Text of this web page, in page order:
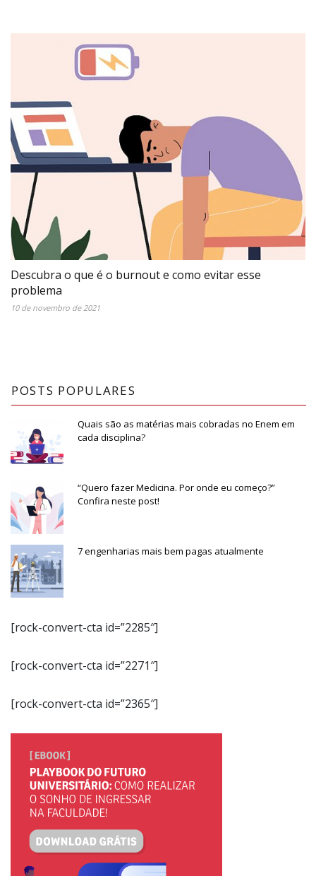
Descubra o que é o burnout e como evitar esse
problema
10 de novembro de 2021
POSTS POPULARES
Quais são as matérias mais cobradas no Enem em
cada disciplina?
“Quero fazer Medicina. Por onde eu começo?”
Confira neste post!
7 engenharias mais bem pagas atualmente
[rock-convert-cta id=”2285″]
[rock-convert-cta id=”2271″]
[rock-convert-cta id=”2365″]